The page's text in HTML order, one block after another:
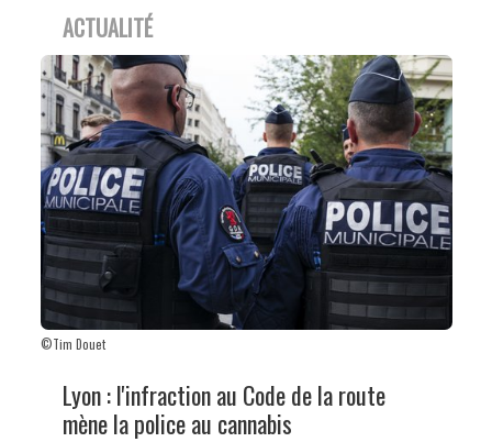
ACTUALITÉ
©Tim Douet
Lyon : l'infraction au Code de la route
mène la police au cannabis